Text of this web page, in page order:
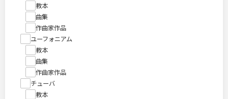
教本
曲集
作曲家作品
ユーフォニアム
教本
曲集
作曲家作品
チューバ
教本